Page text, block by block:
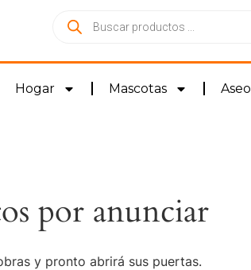
Hogar Mascotas Aseo
por anunciar
y pronto abrirá sus puertas.